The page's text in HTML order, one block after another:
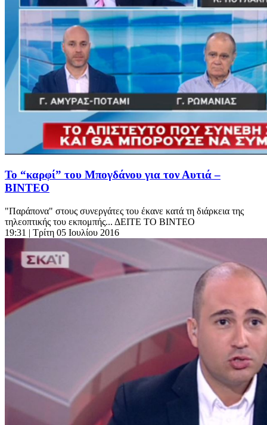
Το “καρφί” του Μπογδάνου για τον Αυτιά –
ΒΙΝΤΕΟ
"Παράπονα" στους συνεργάτες του έκανε κατά τη διάρκεια της
τηλεοπτικής του εκπομπής... ΔΕΙΤΕ ΤΟ ΒΙΝΤΕΟ
19:31 | Τρίτη 05 Ιουλίου 2016